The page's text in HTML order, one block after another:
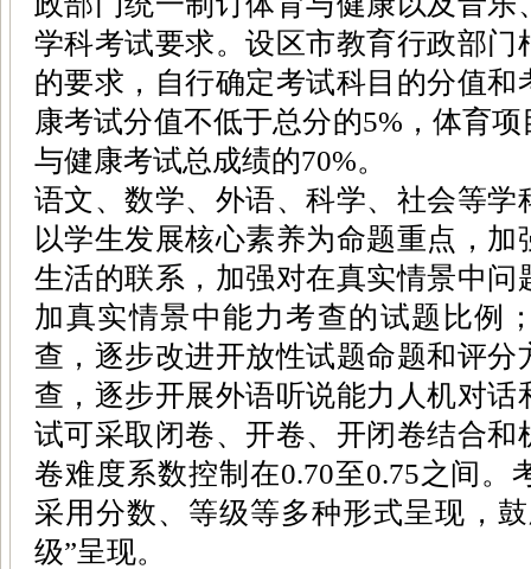
学科考试要求。设区市教育行政部
的要求，自行确定考试科目的分值
康考试分值不低于总分的5%，体育
与健康考试总成绩的70%。
语文、数学、外语、科学、社会等
以学生发展核心素养为命题重点，
生活的联系，加强对在真实情景中
加真实情景中能力考查的试题比例
查，逐步改进开放性试题命题和评
查，逐步开展外语听说能力人机对
试可采取闭卷、开卷、开闭卷结合
卷难度系数控制在0.70至0.75之间。
采用分数、等级等多种形式呈现，
级”呈现。